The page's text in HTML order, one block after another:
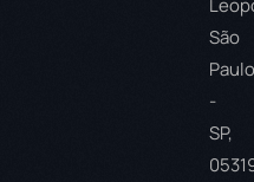
São
Paulo
-
SP,